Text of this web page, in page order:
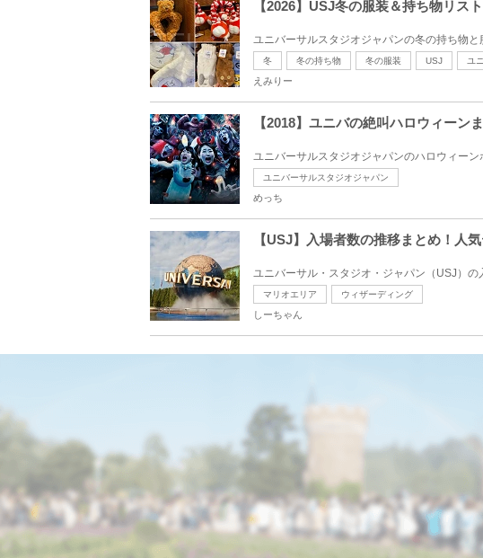
【2026】USJ冬の服装＆持ち物リス
ユニバーサルスタジオジャパンの冬の持ち物
冬 冬の持ち物 冬の服装 USJ ユ
えみりー
【2018】ユニバの絶叫ハロウィー
ユニバーサルスタジオジャパンのハロウィー
ユニバーサルスタジオジャパン
めっち
【USJ】入場者数の推移まとめ！人
ユニバーサル・スタジオ・ジャパン（USJ）
マリオエリア ウィザーディング
しーちゃん